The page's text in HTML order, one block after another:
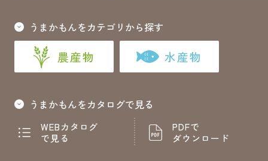
うまかもんをカテゴリから探す
農産物 水産物
うまかもんをカタログで見る
WEBカタログ
で見る
PDFで
ダウンロード